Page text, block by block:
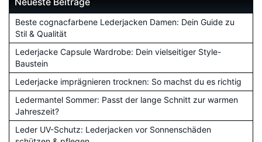
Beste cognacfarbene Lederjacken Damen: Dein Guide zu
Stil & Qualität
Lederjacke Capsule Wardrobe: Dein vielseitiger Style-
Baustein
Lederjacke imprägnieren trocknen: So machst du es richtig
Ledermantel Sommer: Passt der lange Schnitt zur warmen
Jahreszeit?
Leder UV-Schutz: Lederjacken vor Sonnenschäden